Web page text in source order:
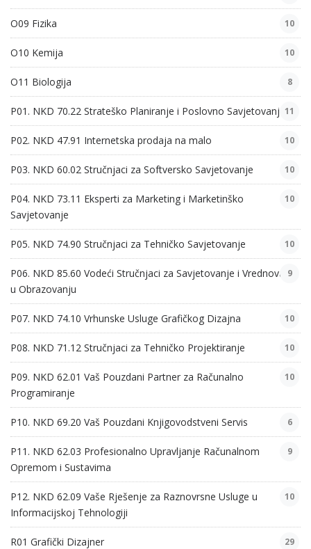
O09 Fizika 10
O10 Kemija 10
O11 Biologija 8
P01. NKD 70.22 Strateško Planiranje i Poslovno Savjetovanje11
P02. NKD 47.91 Internetska prodaja na malo 10
P03. NKD 60.02 Stručnjaci za Softversko Savjetovanje 10
P04. NKD 73.11 Eksperti za Marketing i Marketinško
Savjetovanje
10
P05. NKD 74.90 Stručnjaci za Tehničko Savjetovanje 10
P06. NKD 85.60 Vodeći Stručnjaci za Savjetovanje i Vrednovanje
u Obrazovanju
9
P07. NKD 74.10 Vrhunske Usluge Grafičkog Dizajna 10
P08. NKD 71.12 Stručnjaci za Tehničko Projektiranje 10
P09. NKD 62.01 Vaš Pouzdani Partner za Računalno
Programiranje
10
P10. NKD 69.20 Vaš Pouzdani Knjigovodstveni Servis 6
P11. NKD 62.03 Profesionalno Upravljanje Računalnom
Opremom i Sustavima
9
P12. NKD 62.09 Vaše Rješenje za Raznovrsne Usluge u
Informacijskoj Tehnologiji
10
R01 Grafički Dizajner 29